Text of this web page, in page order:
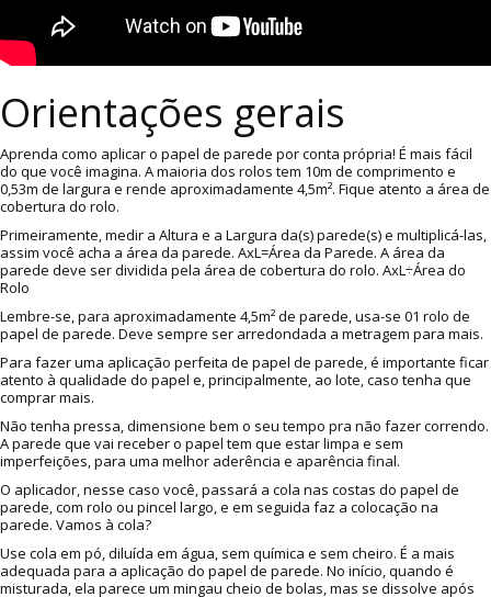
Orientações gerais
Aprenda como aplicar o papel de parede por conta própria! É mais fácil
do que você imagina. A maioria dos rolos tem 10m de comprimento e
0,53m de largura e rende aproximadamente 4,5m². Fique atento a área de
cobertura do rolo.
Primeiramente, medir a Altura e a Largura da(s) parede(s) e multiplicá-las,
assim você acha a área da parede. AxL=Área da Parede. A área da
parede deve ser dividida pela área de cobertura do rolo. AxL÷Área do
Rolo
Lembre-se, para aproximadamente 4,5m² de parede, usa-se 01 rolo de
papel de parede. Deve sempre ser arredondada a metragem para mais.
Para fazer uma aplicação perfeita de papel de parede, é importante ficar
atento à qualidade do papel e, principalmente, ao lote, caso tenha que
comprar mais.
Não tenha pressa, dimensione bem o seu tempo pra não fazer correndo.
A parede que vai receber o papel tem que estar limpa e sem
imperfeições, para uma melhor aderência e aparência final.
O aplicador, nesse caso você, passará a cola nas costas do papel de
parede, com rolo ou pincel largo, e em seguida faz a colocação na
parede. Vamos à cola?
Use cola em pó, diluída em água, sem química e sem cheiro. É a mais
adequada para a aplicação do papel de parede. No início, quando é
misturada, ela parece um mingau cheio de bolas, mas se dissolve após